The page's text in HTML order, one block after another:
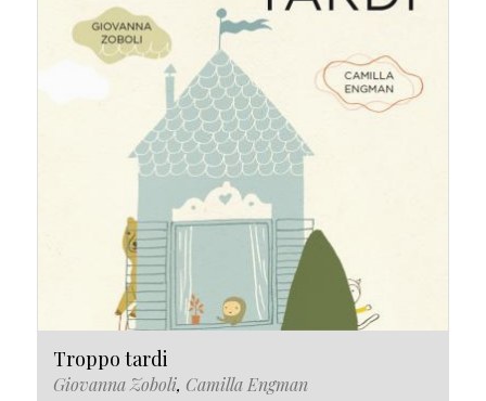
Troppo tardi
Giovanna Zoboli, Camilla Engman